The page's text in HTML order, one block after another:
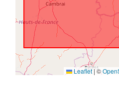
Leaflet|©